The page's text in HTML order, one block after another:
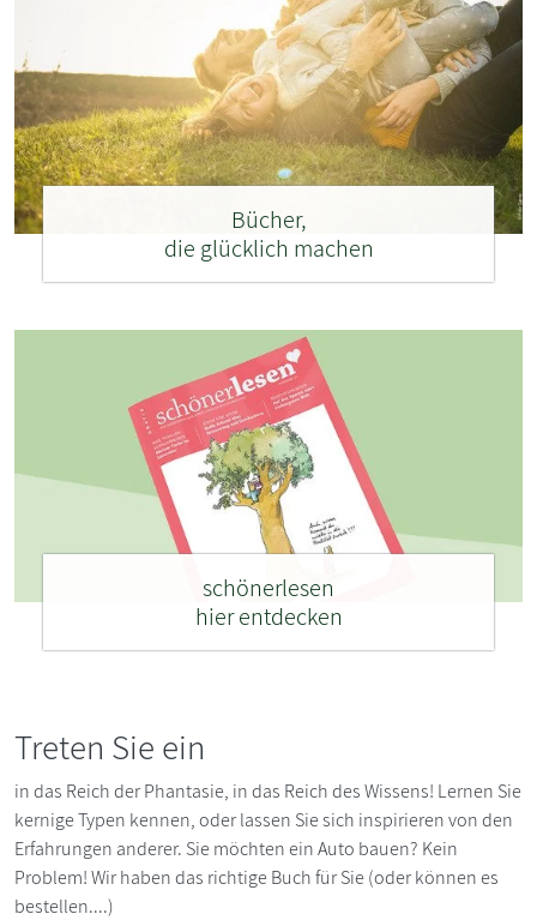
Bücher,
die glücklich machen
schönerlesen
hier entdecken
Treten Sie ein
in das Reich der Phantasie, in das Reich des Wissens! Lernen Sie
kernige Typen kennen, oder lassen Sie sich inspirieren von den
Erfahrungen anderer. Sie möchten ein Auto bauen? Kein
Problem! Wir haben das richtige Buch für Sie (oder können es
bestellen....)